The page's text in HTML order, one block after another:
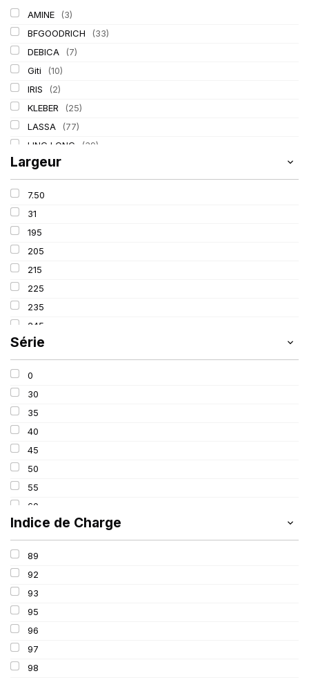
AMINE
(3)
BFGOODRICH
(33)
DEBICA
(7)
Giti
(10)
IRIS
(2)
KLEBER
(25)
LASSA
(77)
LING LONG
(39)
MICHELIN
PIRELLI (110)
TIGAR
Largeur
7.50
31
195
205
215
225
235
245
255
265
275
285
295
305
315
325
Série
0
30
35
40
45
50
55
60
65
70
75
80
85
100
Indice de Charge
89
92
93
95
96
97
98